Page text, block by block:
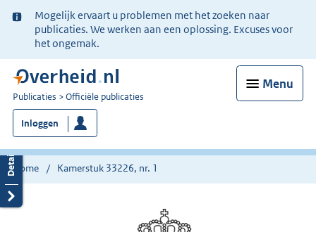
Ter
informatie:
Mogelijk ervaart u problemen met het zoeken naar
publicaties. We werken aan een oplossing. Excuses voor
het ongemak.
Menu
U
bent
nu
hier:
Publicaties Officiële publicaties
Inloggen
Home Kamerstuk 33226, nr. 1